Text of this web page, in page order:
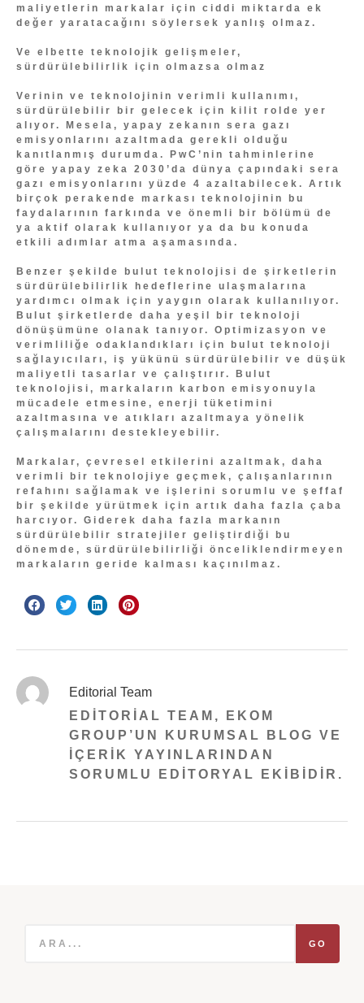
maliyetlerin markalar için ciddi miktarda ek
değer yaratacağını söylersek yanlış olmaz.
Ve elbette teknolojik gelişmeler,
sürdürülebilirlik için olmazsa olmaz
Verinin ve teknolojinin verimli kullanımı,
sürdürülebilir bir gelecek için kilit rolde yer
alıyor. Mesela, yapay zekanın sera gazı
emisyonlarını azaltmada gerekli olduğu
kanıtlanmış durumda. PwC’nin tahminlerine
göre yapay zeka 2030’da dünya çapındaki sera
gazı emisyonlarını yüzde 4 azaltabilecek. Artık
birçok perakende markası teknolojinin bu
faydalarının farkında ve önemli bir bölümü de
ya aktif olarak kullanıyor ya da bu konuda
etkili adımlar atma aşamasında.
Benzer şekilde bulut teknolojisi de şirketlerin
sürdürülebilirlik hedeflerine ulaşmalarına
yardımcı olmak için yaygın olarak kullanılıyor.
Bulut şirketlerde daha yeşil bir teknoloji
dönüşümüne olanak tanıyor. Optimizasyon ve
verimliliğe odaklandıkları için bulut teknoloji
sağlayıcıları, iş yükünü sürdürülebilir ve düşük
maliyetli tasarlar ve çalıştırır. Bulut
teknolojisi, markaların karbon emisyonuyla
mücadele etmesine, enerji tüketimini
azaltmasına ve atıkları azaltmaya yönelik
çalışmalarını destekleyebilir.
Markalar, çevresel etkilerini azaltmak, daha
verimli bir teknolojiye geçmek, çalışanlarının
refahını sağlamak ve işlerini sorumlu ve şeffaf
bir şekilde yürütmek için artık daha fazla çaba
harcıyor. Giderek daha fazla markanın
sürdürülebilir stratejiler geliştirdiği bu
dönemde, sürdürülebilirliği önceliklendirmeyen
markaların geride kalması kaçınılmaz.
Editorial Team
EDITORIAL TEAM, EKOM
GROUP’UN KURUMSAL BLOG VE
IÇERIK YAYINLARINDAN
SORUMLU EDITORYAL EKIBIDIR.
GO